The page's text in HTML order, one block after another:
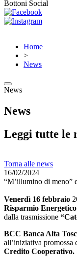
Bottoni Social
Home
>
News
News
News
Leggi tutte le
Torna alle news
16/02/2024
“M’illumino di meno”
Venerdì 16 febbraio
Risparmio
dalla trasmissione
BCC Banca Alta
all’iniziativa promossa
Credito Cooperativo.